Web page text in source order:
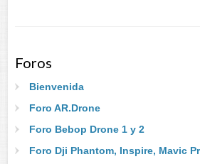
Foros
Bienvenida
Foro AR.Drone
Foro Bebop Drone 1 y 2
Foro Dji Phantom, Inspire, Mavic